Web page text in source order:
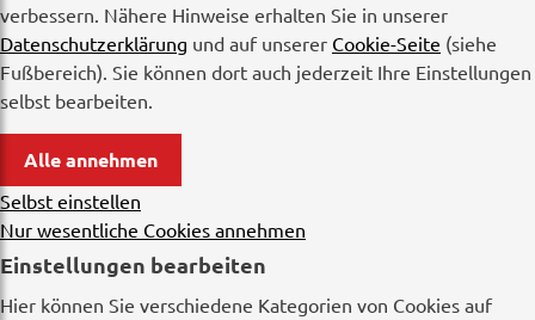
verbessern. Nähere Hinweise erhalten Sie in unserer
Datenschutzerklärung und auf unserer Cookie-Seite (siehe
Fußbereich). Sie können dort auch jederzeit Ihre Einstellungen
selbst bearbeiten.
Alle annehmen
Selbst einstellen
Nur wesentliche Cookies annehmen
Einstellungen bearbeiten
Hier können Sie verschiedene Kategorien von Cookies auf